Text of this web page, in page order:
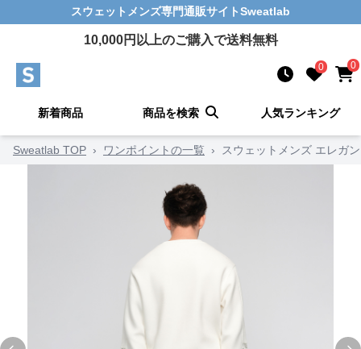
スウェットメンズ専門通販サイトSweatlab
10,000円以上のご購入で送料無料
0 0
新着商品 商品を検索 人気ランキング
Sweatlab TOP › ワンポイントの一覧 › スウェットメンズ エレガ